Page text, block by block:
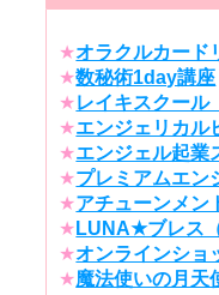
★オラクルカード
★数秘術1day講座
★レイキスクール
★エンジェリカル
★エンジェル起業
★プレミアムエン
★アチューンメン
★ LUNA★ブレス（
★オンラインショ
★魔法使いの月天